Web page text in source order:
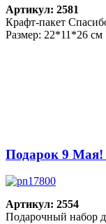
Артикул: 2581
Крафт-пакет
Размер: 22*11*26 см
Подарок 9
Артикул: 2554
Подарочный набор